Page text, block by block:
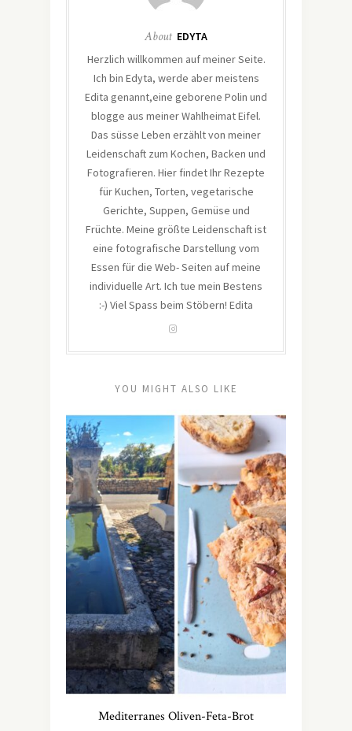
About EDYTA
Herzlich willkommen auf meiner Seite.
Ich bin Edyta, werde aber meistens
Edita genannt,eine geborene Polin und
blogge aus meiner Wahlheimat Eifel.
Das süsse Leben erzählt von meiner
Leidenschaft zum Kochen, Backen und
Fotografieren. Hier findet Ihr Rezepte
für Kuchen, Torten, vegetarische
Gerichte, Suppen, Gemüse und
Früchte. Meine größte Leidenschaft ist
eine fotografische Darstellung vom
Essen für die Web- Seiten auf meine
individuelle Art. Ich tue mein Bestens
:-) Viel Spass beim Stöbern! Edita
YOU MIGHT ALSO LIKE
Mediterranes Oliven-Feta-Brot